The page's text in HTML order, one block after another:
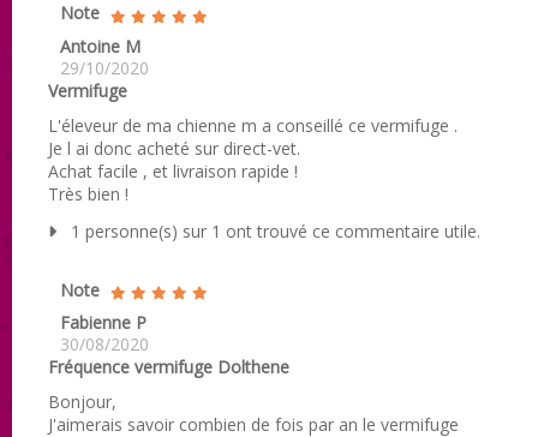
Note
Antoine M
29/10/2020
Vermifuge
L'éleveur de ma chienne m a conseillé ce vermifuge .
Je l ai donc acheté sur direct-vet.
Achat facile , et livraison rapide !
Très bien !
1 personne(s) sur 1 ont trouvé ce commentaire utile.
Note
Fabienne P
30/08/2020
Fréquence vermifuge Dolthene
Bonjour,
J'aimerais savoir combien de fois par an le vermifuge